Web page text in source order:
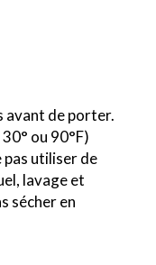
de porter.
ou 90°F)
pas utiliser de
lavage et
sécher en